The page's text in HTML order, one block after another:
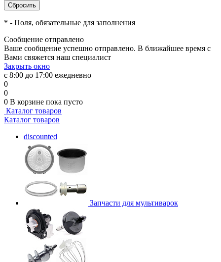
* - Поля, обязательные для заполнения
Сообщение отправлено
Ваше сообщение успешно отправлено. В ближайшее время с
Вами свяжется наш специалист
Закрыть окно
с 8:00 до 17:00 ежедневно
0
0
0 В корзине пока пусто
Каталог товаров
Каталог товаров
discounted
Запчасти для мультиварок